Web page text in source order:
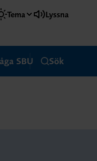
Tema Lyssna
SBU Sök